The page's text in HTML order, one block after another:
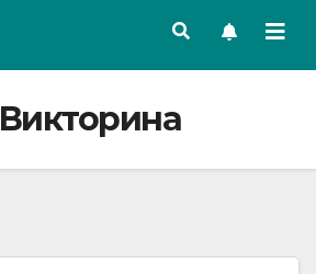
Викторина